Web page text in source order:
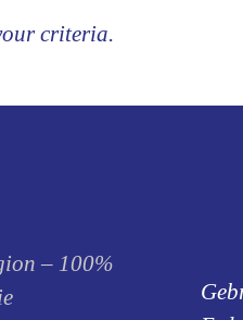
criteria.
– 100%